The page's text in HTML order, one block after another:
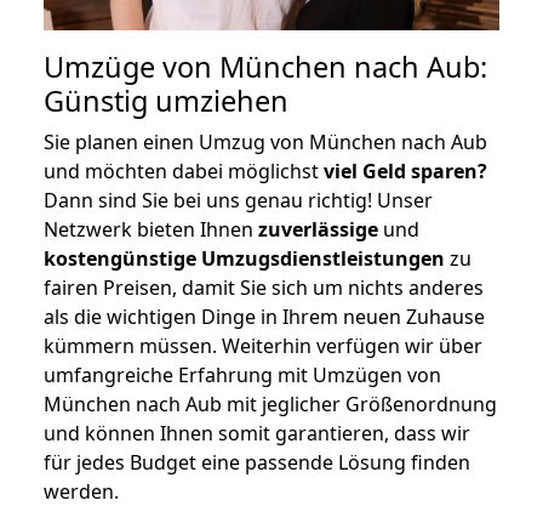
Umzüge von München nach Aub:
Günstig umziehen
Sie planen einen Umzug von München nach Aub
und möchten dabei möglichstviel Geld sparen?
Dann sind Sie bei uns genau richtig! Unser
Netzwerk bieten Ihnen zuverlässige und
kostengünstige Umzugsdienstleistungen zu
fairen Preisen, damit Sie sich um nichts anderes
als die wichtigen Dinge in Ihrem neuen Zuhause
kümmern müssen. Weiterhin verfügen wir über
umfangreiche Erfahrung mit Umzügen von
München nach Aub mit jeglicher Größenordnung
und können Ihnen somit garantieren, dass wir
für jedes Budget eine passende Lösung finden
werden.